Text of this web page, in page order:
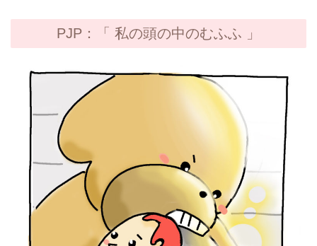
PJP：「 私の頭の中のむふふ 」